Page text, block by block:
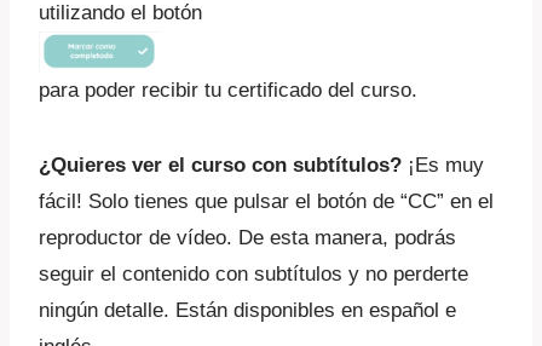
utilizando el botón
para poder recibir tu certificado del curso.
¿Quieres ver el curso con subtítulos? ¡Es muy
fácil! Solo tienes que pulsar el botón de “CC” en el
reproductor de vídeo. De esta manera, podrás
seguir el contenido con subtítulos y no perderte
ningún detalle. Están disponibles en español e